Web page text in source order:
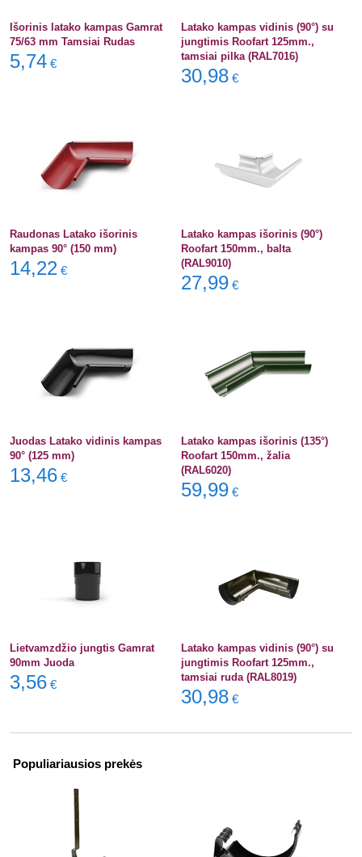
Išorinis latako kampas Gamrat
75/63 mm Tamsiai Rudas
5,74 €
Latako kampas vidinis (90°) su
jungtimis Roofart 125mm.,
tamsiai pilka (RAL7016)
30,98 €
Raudonas Latako išorinis
kampas 90° (150 mm)
14,22 €
Latako kampas išorinis (90°)
Roofart 150mm., balta
(RAL9010)
27,99 €
Juodas Latako vidinis kampas
90° (125 mm)
13,46 €
Latako kampas išorinis (135°)
Roofart 150mm., žalia
(RAL6020)
59,99 €
Lietvamzdžio jungtis Gamrat
90mm Juoda
3,56 €
Latako kampas vidinis (90°) su
jungtimis Roofart 125mm.,
tamsiai ruda (RAL8019)
30,98 €
Populiariausios prekės